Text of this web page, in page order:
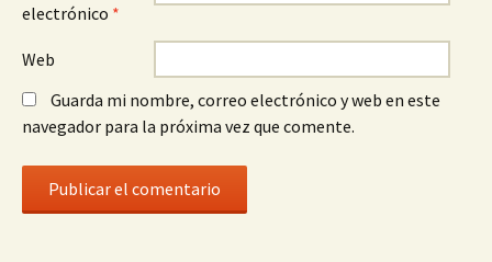
electrónico *
Web
Guarda mi nombre, correo electrónico y web en este
navegador para la próxima vez que comente.